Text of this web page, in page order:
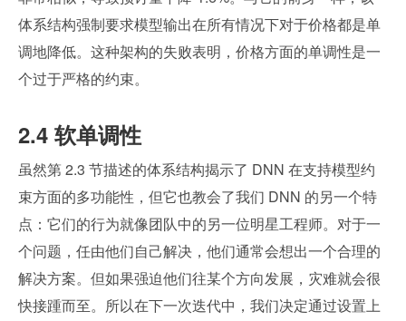
体系结构强制要求模型输出在所有情况下对于价格都是单
调地降低。这种架构的失败表明，价格方面的单调性是一
个过于严格的约束。
2.4 软单调性
虽然第 2.3 节描述的体系结构揭示了 DNN 在支持模型约
束方面的多功能性，但它也教会了我们 DNN 的另一个特
点：它们的行为就像团队中的另一位明星工程师。对于一
个问题，任由他们自己解决，他们通常会想出一个合理的
解决方案。但如果强迫他们往某个方向发展，灾难就会很
快接踵而至。所以在下一次迭代中，我们决定通过设置上